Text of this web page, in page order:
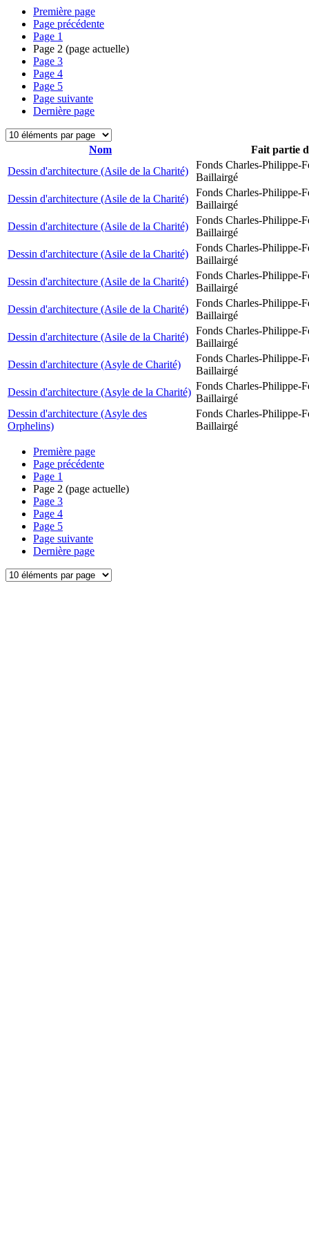
Première page
Page précédente
Page 1
Page 2 (page actuelle)
Page 3
Page 4
Page 5
Page suivante
Dernière page
Nom
Fait partie
Dessin d'architecture (Asile de la Charité)
Fonds Charles-Philippe-
Baillairgé
Dessin d'architecture (Asile de la Charité)
Fonds Charles-Philippe-
Baillairgé
Dessin d'architecture (Asile de la Charité)
Fonds Charles-Philippe-
Baillairgé
Dessin d'architecture (Asile de la Charité)
Fonds Charles-Philippe-
Baillairgé
Dessin d'architecture (Asile de la Charité)
Fonds Charles-Philippe-
Baillairgé
Dessin d'architecture (Asile de la Charité)
Fonds Charles-Philippe-
Baillairgé
Dessin d'architecture (Asile de la Charité)
Fonds Charles-Philippe-
Baillairgé
Dessin d'architecture (Asyle de Charité)
Fonds Charles-Philippe-
Baillairgé
Dessin d'architecture (Asyle de la Charité)
Fonds Charles-Philippe-
Baillairgé
Dessin d'architecture (Asyle des
Orphelins)
Fonds Charles-Philippe-
Baillairgé
Première page
Page précédente
Page 1
Page 2 (page actuelle)
Page 3
Page 4
Page 5
Page suivante
Dernière page